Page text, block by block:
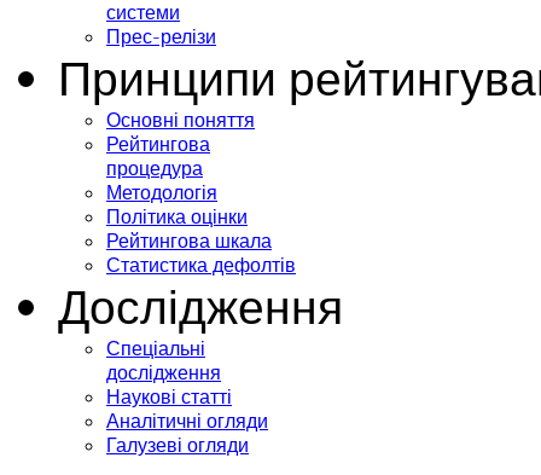
системи
Прес-релізи
Принципи
Основні поняття
Рейтингова
процедура
Методологія
Політика оцінки
Рейтингова шкала
Статистика дефолтів
Дослідження
Спеціальні
дослідження
Наукові статті
Аналітичні огляди
Галузеві огляди